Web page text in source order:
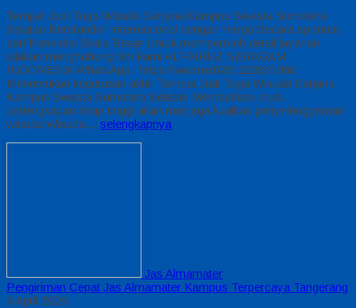
Tempat Jual Toga Wisuda Sarjana Kampus Swasta Sumatera
Selatan Berstandar Internasional dengan Harga Secara spontan
dari Konveksi Skala Besar Untuk memperoleh detail layanan,
silakan menghubungi tim kami ALFAIRUZ SERAGAM
INDONESIA WhatsApp : https://wa.me/6281222821060
Menentukan keputusan akhir Tempat Jual Toga Wisuda Sarjana
Kampus Swasta Sumatera Selatan Memastikan mutu
perlengkapan tetap tinggi akan menjaga kualitas penyelenggaraan
wisuda Wisuda… selengkapnya
Jas Almamater
Pengiriman Cepat Jas Almamater Kampus Terpercaya Tangerang
6 April 2026